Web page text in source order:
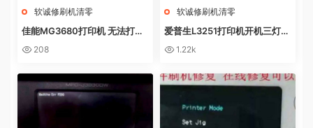
软诚修刷机清零
佳能MG3680打印机 无法打印
电脑提示错误代码5B02 废墨收
208
软诚修刷机清零
爱普生L3251打印机开机三灯长
亮 无自检动作
1.22k